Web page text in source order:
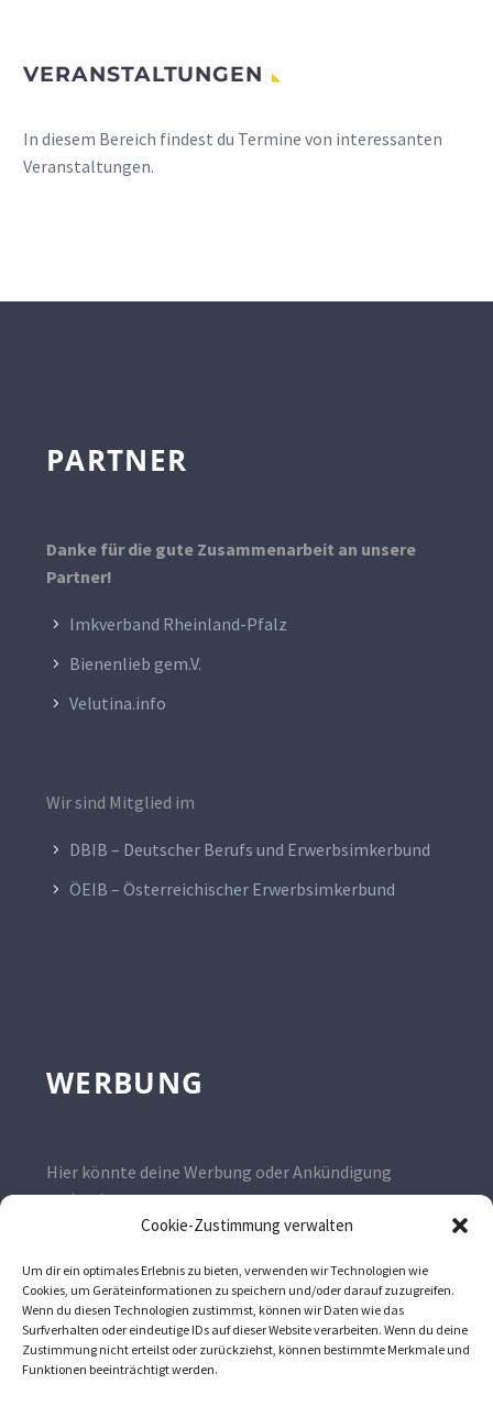
Cookie-Zustimmung verwalten
Um dir ein optimales Erlebnis zu bieten, verwenden wir Technologien wie
Cookies, um Geräteinformationen zu speichern und/oder darauf zuzugreifen.
Wenn du diesen Technologien zustimmst, können wir Daten wie das
Surfverhalten oder eindeutige IDs auf dieser Website verarbeiten. Wenn du deine
Zustimmung nicht erteilst oder zurückziehst, können bestimmte Merkmale und
Funktionen beeinträchtigt werden.
VERANSTALTUNGEN
In diesem Bereich findest du Termine von interessanten
Veranstaltungen.
PARTNER
Danke für die gute Zusammenarbeit an unsere
Partner!
Imkverband Rheinland-Pfalz
Bienenlieb gem.V.
Velutina.info
Wir sind Mitglied im
DBIB – Deutscher Berufs und Erwerbsimkerbund
ÖEIB – Österreichischer Erwerbsimkerbund
WERBUNG
Hier könnte deine Werbung oder Ankündigung
stehen!